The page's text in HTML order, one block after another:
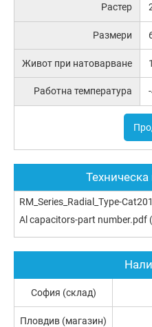
Растер
Размери
Живот при натоварване
Работна температура
RM_Series_Radial_Type-
Al capacitors-part number.pdf
София (склад)
Пловдив (магазин)